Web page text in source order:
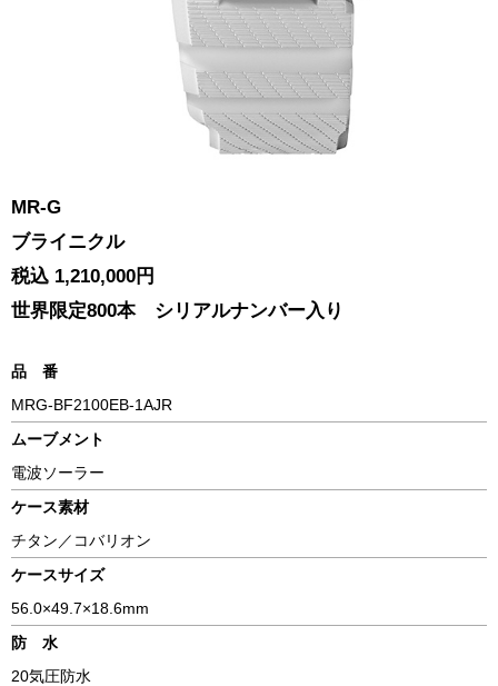
MR-G
ブライニクル
税込 1,210,000円
世界限定800本 シリアルナンバー入り
品 番
MRG-BF2100EB-1AJR
ムーブメント
電波ソーラー
ケース素材
チタン／コバリオン
ケースサイズ
56.0×49.7×18.6mm
防 水
20気圧防水